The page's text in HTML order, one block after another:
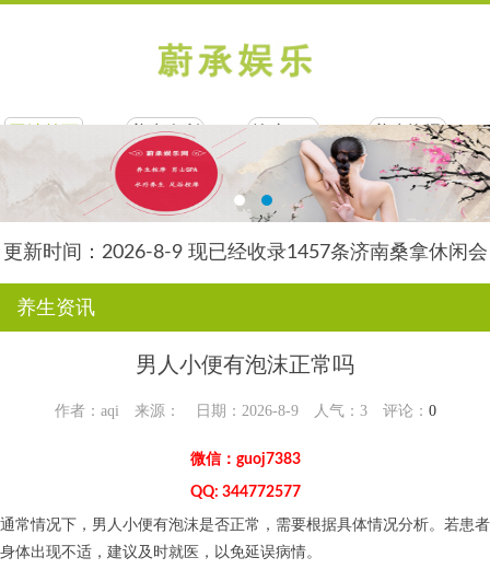
养生会所 按摩SPA
养生资讯
网站合作
更新时间：2026-8-9 现已经收录1457条济南桑拿休闲会
养生资讯
男人小便有泡沫正常吗
作者：aqi 来源： 日期：2026-8-9 人气： 3评论： 0
微信：guoj7383
QQ: 344772577
通常情况下，男人小便有泡沫是否正常，需要根据具体情况分析。若患者
身体出现不适，建议及时就医，以免延误病情。